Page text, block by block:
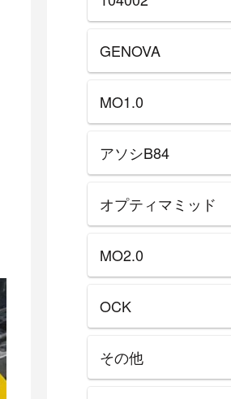
GENOVA
MO1.0
アソシB84
オプティマミッド
MO2.0
OCK
その他